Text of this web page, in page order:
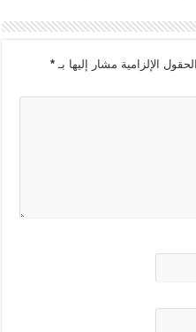
الحقول الإلزامية مشار إليها بـ*